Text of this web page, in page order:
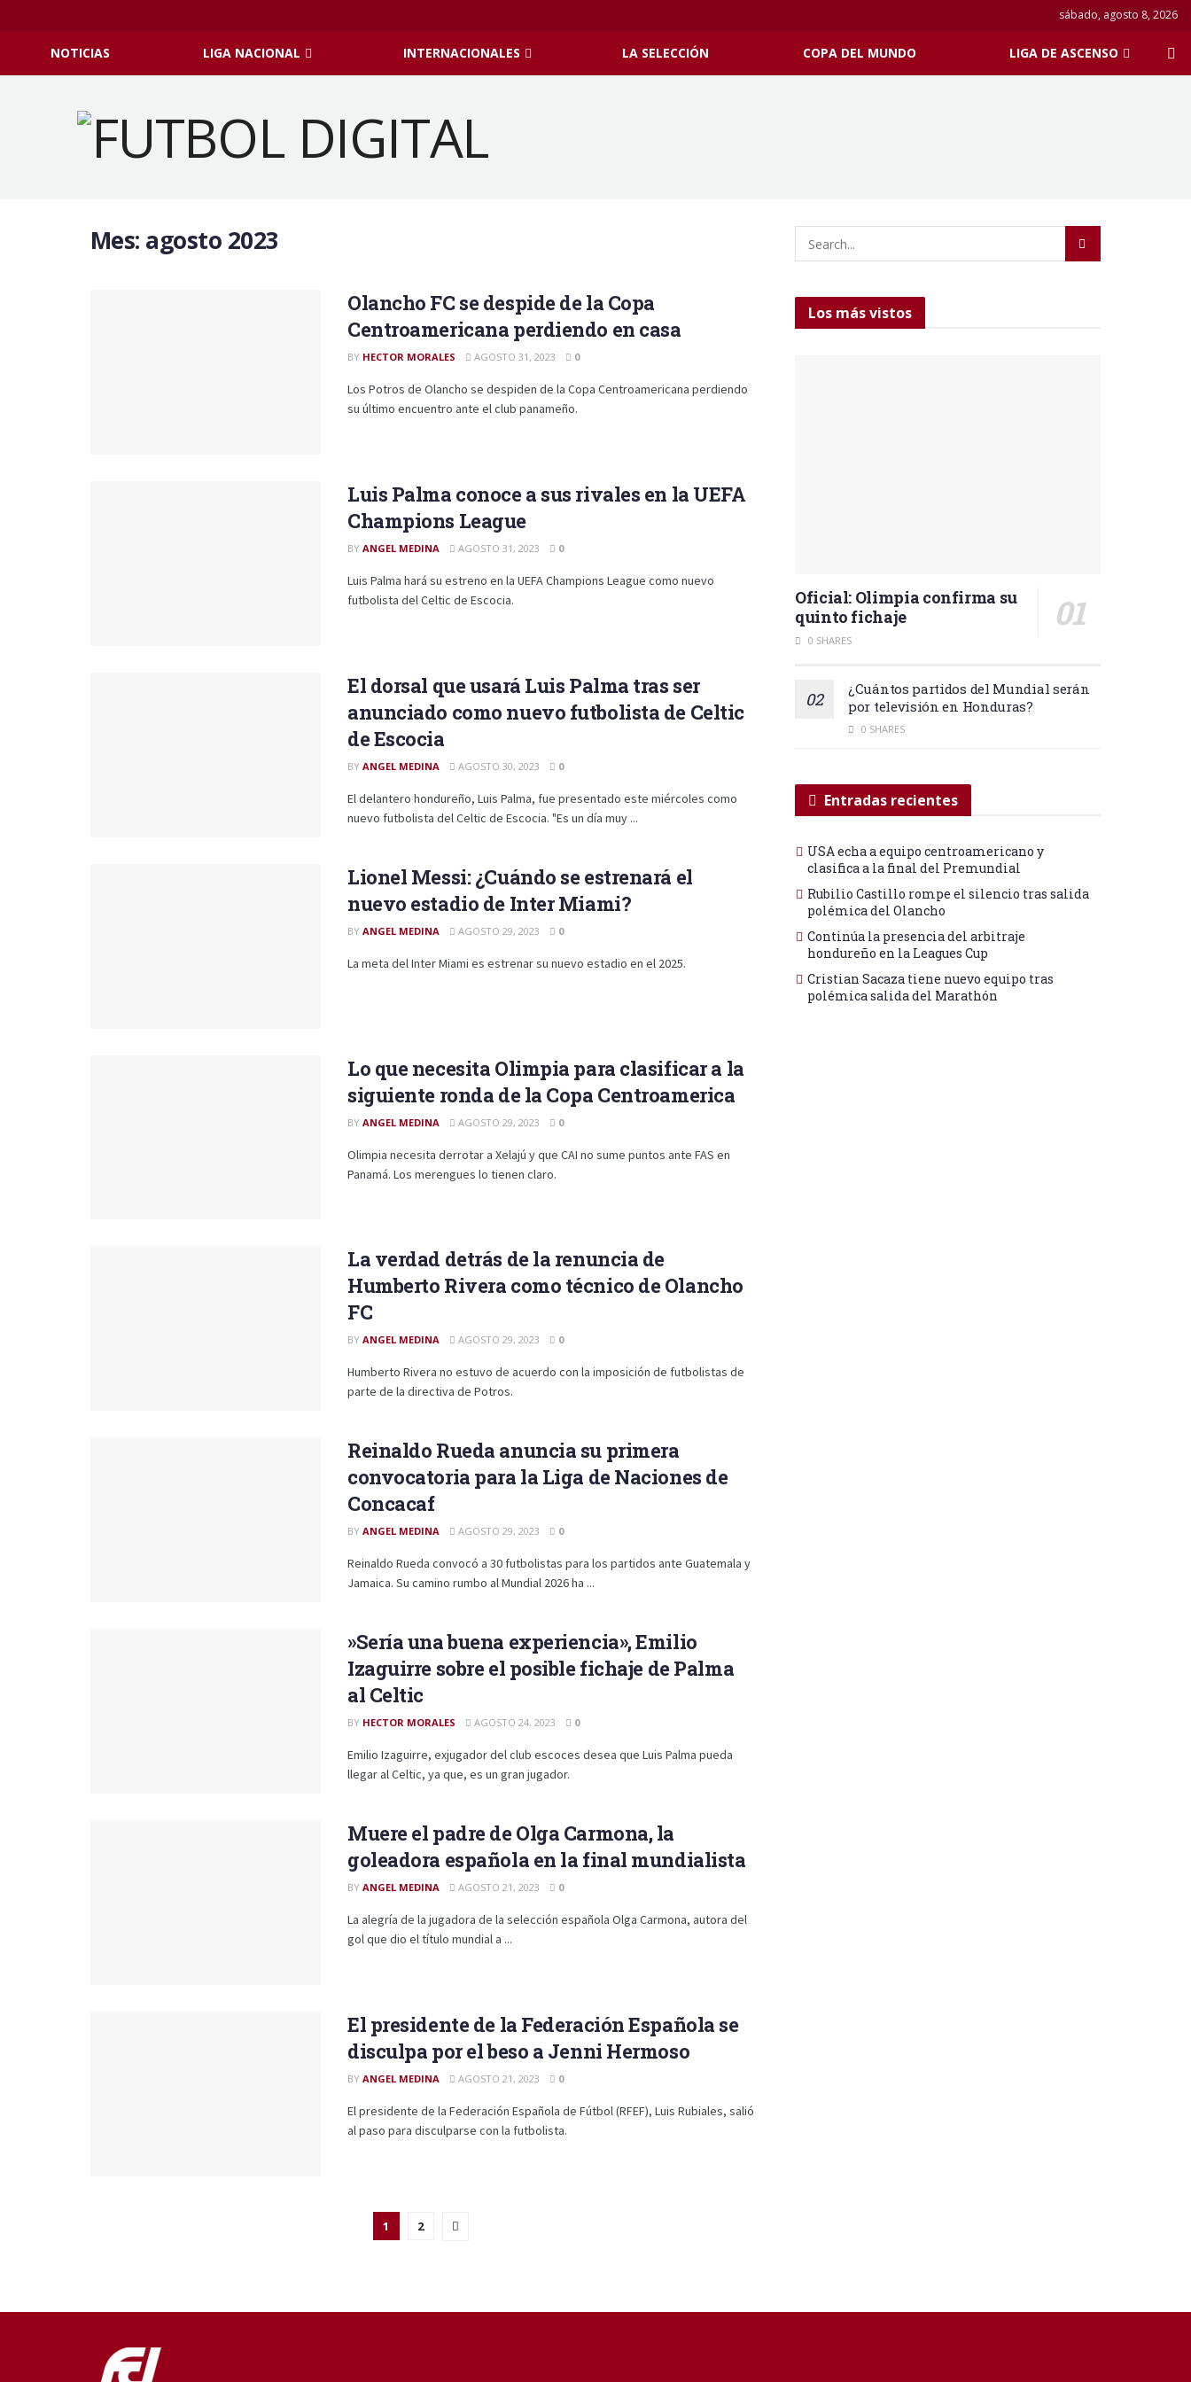
sábado, agosto 8, 2026
NOTICIAS LIGA NACIONAL INTERNACIONALES LA SELECCIÓN COPA DEL MUNDO LIGA DE ASCENSO
Mes: agosto 2023
Olancho FC se despide de la Copa
Centroamericana perdiendo en casa
BY HECTOR MORALES AGOSTO 31, 2023 0
Los Potros de Olancho se despiden de la Copa Centroamericana perdiendo
su último encuentro ante el club panameño.
Luis Palma conoce a sus rivales en la UEFA
Champions League
BY ANGEL MEDINA AGOSTO 31, 2023 0
Luis Palma hará su estreno en la UEFA Champions League como nuevo
futbolista del Celtic de Escocia.
El dorsal que usará Luis Palma tras ser
anunciado como nuevo futbolista de Celtic
de Escocia
BY ANGEL MEDINA AGOSTO 30, 2023 0
El delantero hondureño, Luis Palma, fue presentado este miércoles como
nuevo futbolista del Celtic de Escocia. "Es un día muy ...
Lionel Messi: ¿Cuándo se estrenará el
nuevo estadio de Inter Miami?
BY ANGEL MEDINA AGOSTO 29, 2023 0
La meta del Inter Miami es estrenar su nuevo estadio en el 2025.
Lo que necesita Olimpia para clasificar a la
siguiente ronda de la Copa Centroamerica
BY ANGEL MEDINA AGOSTO 29, 2023 0
Olimpia necesita derrotar a Xelajú y que CAI no sume puntos ante FAS en
Panamá. Los merengues lo tienen claro.
La verdad detrás de la renuncia de
Humberto Rivera como técnico de Olancho
FC
BY ANGEL MEDINA AGOSTO 29, 2023 0
Humberto Rivera no estuvo de acuerdo con la imposición de futbolistas de
parte de la directiva de Potros.
Reinaldo Rueda anuncia su primera
convocatoria para la Liga de Naciones de
Concacaf
BY ANGEL MEDINA AGOSTO 29, 2023 0
Reinaldo Rueda convocó a 30 futbolistas para los partidos ante Guatemala y
Jamaica. Su camino rumbo al Mundial 2026 ha ...
»Sería una buena experiencia», Emilio
Izaguirre sobre el posible fichaje de Palma
al Celtic
BY HECTOR MORALES AGOSTO 24, 2023 0
Emilio Izaguirre, exjugador del club escoces desea que Luis Palma pueda
llegar al Celtic, ya que, es un gran jugador.
Muere el padre de Olga Carmona, la
goleadora española en la final mundialista
BY ANGEL MEDINA AGOSTO 21, 2023 0
La alegría de la jugadora de la selección española Olga Carmona, autora del
gol que dio el título mundial a ...
El presidente de la Federación Española se
disculpa por el beso a Jenni Hermoso
BY ANGEL MEDINA AGOSTO 21, 2023 0
El presidente de la Federación Española de Fútbol (RFEF), Luis Rubiales, salió
al paso para disculparse con la futbolista.
1 2
Los más vistos
Oficial: Olimpia confirma su
quinto fichaje
0 SHARES
¿Cuántos partidos del Mundial serán
por televisión en Honduras?
0 SHARES
Entradas recientes
USA echa a equipo centroamericano y
clasifica a la final del Premundial
Rubilio Castillo rompe el silencio tras salida
polémica del Olancho
Continúa la presencia del arbitraje
hondureño en la Leagues Cup
Cristian Sacaza tiene nuevo equipo tras
polémica salida del Marathón